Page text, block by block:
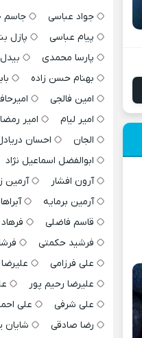
جواد عباسی
جاسم
پیام عباسی
پازل
پارسا محمدی
بهنام حسن زاده
امین فالجی
امیر لیام
امیر
الجان
احسان
ابوالفضل اسماعیل نژاد
آرون افشار
آرمین
آرمین برمایه
قاسم فاضلی
فرشید حکمتی
علی فرزامی
علیرضا رحیم پور
علی شرفی
علی
رضا صادقی
شایان